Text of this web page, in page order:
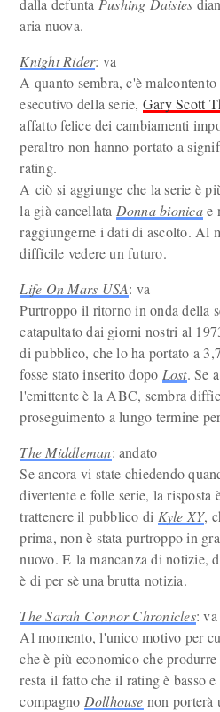
dalla defunta Pushing Daisies
aria nuova.
Knight Rider: va
A quanto sembra, c'è
esecutivo della serie, Gary Scott
affatto felice dei cambiamenti
peraltro non hanno portato a
rating.
A ciò si aggiunge che la serie è
la già cancellata Donna bionicae
raggiungerne i dati di ascolto. Al
difficile vedere un futuro.
Life On Mars USA: va
Purtroppo il ritorno in onda della
catapultato dai giorni nostri al
di pubblico, che lo ha portato a
fosse stato inserito dopo Lost. Se
l'emittente è la ABC, sembra
proseguimento a lungo termine
The Middleman: andato
Se ancora vi state chiedendo
divertente e folle serie, la risposta
trattenere il pubblico di Kyle XY,
prima, non è stata purtroppo in
nuovo. E la mancanza di notizie,
è di per sè una brutta notizia.
The Sarah Connor Chronicles: va
Al momento, l'unico motivo per
che è più economico che
resta il fatto che il rating è basso
compagno Dollhouse non porterà